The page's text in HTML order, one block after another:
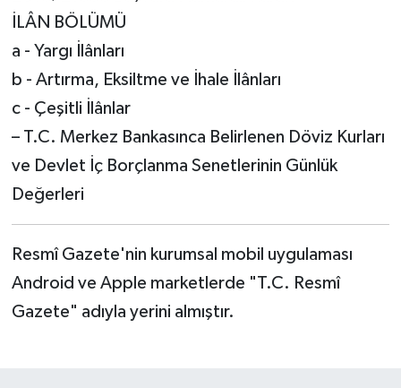
İLÂN BÖLÜMÜ
a - Yargı İlânları
b - Artırma, Eksiltme ve İhale İlânları
c - Çeşitli İlânlar
– T.C. Merkez Bankasınca Belirlenen Döviz Kurları
ve Devlet İç Borçlanma Senetlerinin Günlük
Değerleri
Resmî Gazete'nin kurumsal mobil uygulaması
Android ve Apple marketlerde "T.C. Resmî
Gazete" adıyla yerini almıştır.